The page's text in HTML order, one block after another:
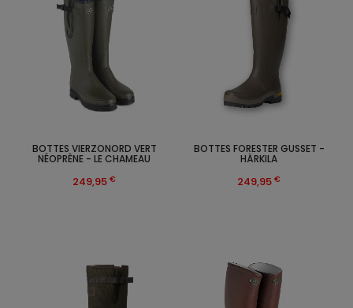
BOTTES VIERZONORD VERT
NÉOPRÈNE - LE CHAMEAU
249,95 €
BOTTES FORESTER GUSSET -
HÄRKILA
249,95 €